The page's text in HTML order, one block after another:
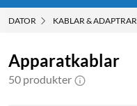
DATOR KABLAR & ADAPTRAR
Apparatkablar
50 produkter